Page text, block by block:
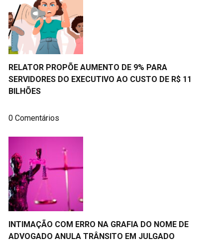
RELATOR PROPÕE AUMENTO DE 9% PARA
SERVIDORES DO EXECUTIVO AO CUSTO DE R$ 11
BILHÕES
0 Comentários
INTIMAÇÃO COM ERRO NA GRAFIA DO NOME DE
ADVOGADO ANULA TRÂNSITO EM JULGADO